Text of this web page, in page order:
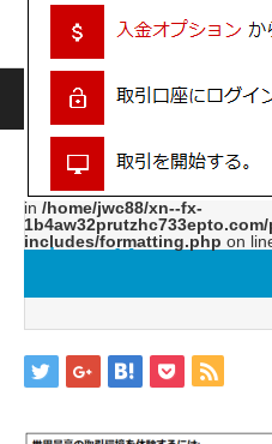
ホームブログ image14
Warning: ltrim() expects
in /home/jwc88/xn--fx-
includes/formatting.php on
image14